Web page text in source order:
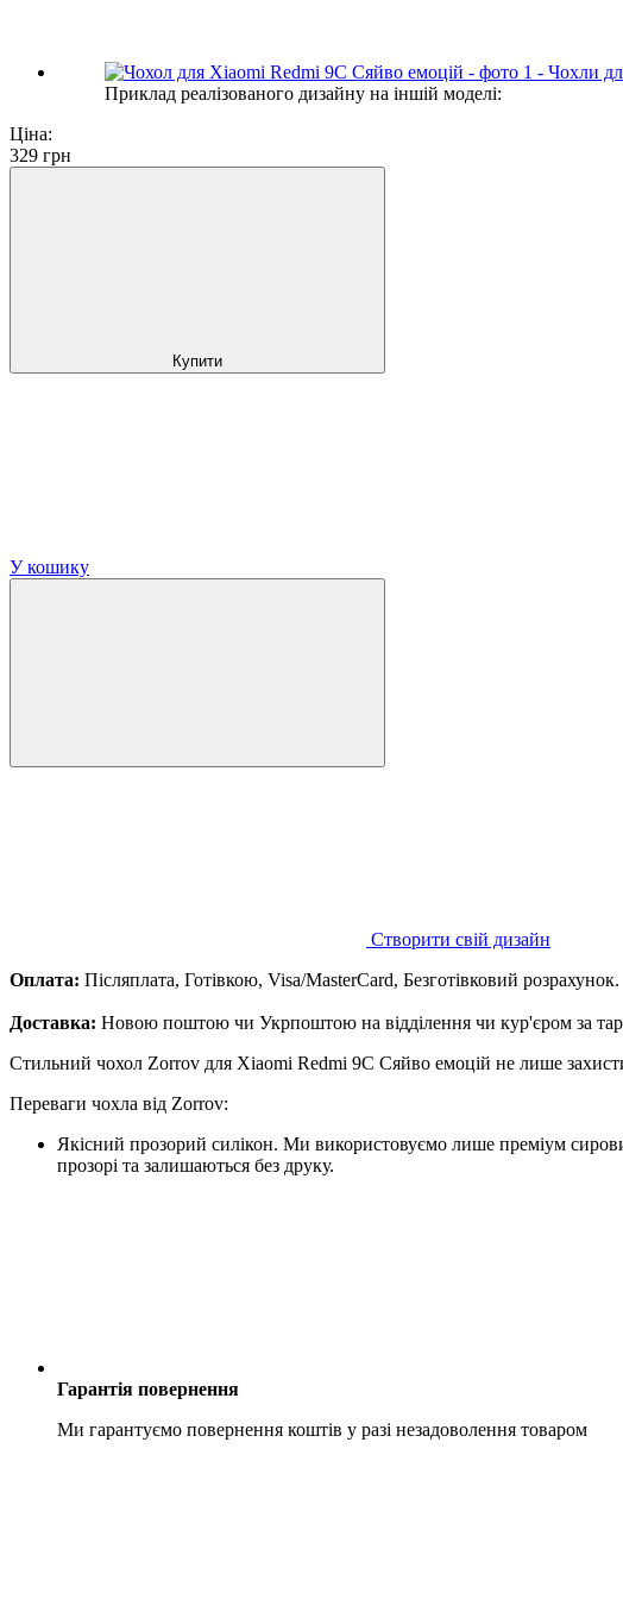
Приклад реалізованого дизайну на іншій моделі:
Ціна:
329 грн
Купити
У кошику
Створити свій дизайн
Оплата: Післяплата, Готівкою, Visa/MasterCard, Безготівковий розрахунок.
Доставка: Новою поштою чи Укрпоштою на відділення чи кур'єром за
Стильний чохол Zorrov для Xiaomi Redmi 9C Сяйво емоцій не лише
Переваги чохла від Zorrov:
Якісний прозорий силікон. Ми використовуємо лише преміум
прозорі та залишаються без друку.
Гарантія повернення
Ми гарантуємо повернення коштів у разі незадоволення товаром